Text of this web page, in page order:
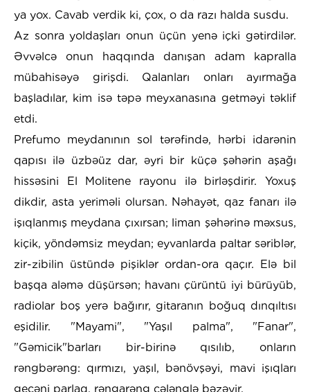
ya yox. Cavab verdik ki, çox, o da razı halda susdu.
Az sonra yoldaşları onun üçün yenə içki gətirdilər.
Əvvəlcə onun haqqında danışan adam kapralla
mübahisəyə girişdi. Qalanları onları ayırmağa
başladılar, kim isə təpə meyxanasına getməyi təklif
etdi.
Prefumo meydanının sol tərəfində, hərbi idarənin
qapısı ilə üzbəüz dar, əyri bir küçə şəhərin aşağı
hissəsini El Molitene rayonu ilə birləşdirir. Yoxuş
dikdir, asta yeriməli olursan. Nəhayət, qaz fanarı ilə
işıqlanmış meydana çıxırsan; liman şəhərinə məxsus,
kiçik, yöndəmsiz meydan; eyvanlarda paltar səriblər,
zir-zibilin üstündə pişiklər ordan-ora qaçır. Elə bil
başqa aləmə düşürsən; havanı çürüntü iyi bürüyüb,
radiolar boş yerə bağırır, gitaranın boğuq dınqıltısı
eşidilir. "Mayami", "Yaşıl palma", "Fanar",
"Gəmicik"barları bir-birinə qısılıb, onların
rəngbərəng: qırmızı, yaşıl, bənövşəyi, mavi işıqları
gecəni parlaq, rəngarəng çələnglə bəzəyir.